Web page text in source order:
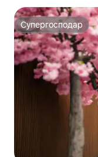
Супергосподар
Супергосподар